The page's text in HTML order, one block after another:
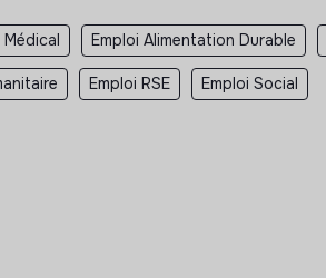
Médical Emploi Alimentation Durable
Emploi RSE Emploi Social